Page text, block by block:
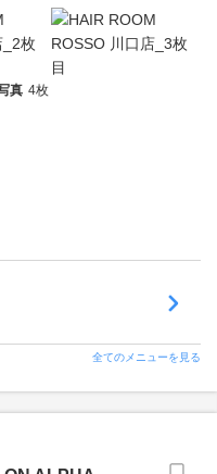
真 4枚
全てのメニューを見る